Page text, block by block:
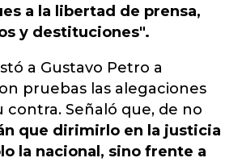
a la libertad de prensa,
y destituciones".
a Gustavo Petro a
pruebas las alegaciones
contra. Señaló que, de no
que dirimirlo en la justicia
la nacional, sino frente a